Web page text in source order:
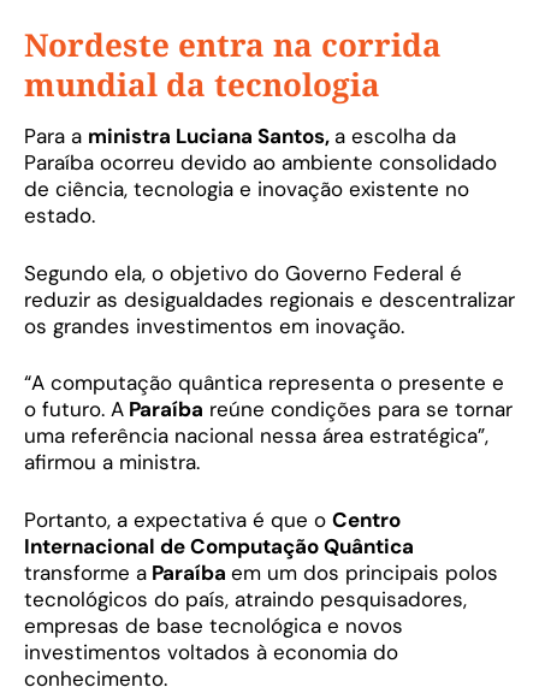
Nordeste entra na corrida
mundial da tecnologia
Para a ministra Luciana Santos,a escolha da
Paraíba ocorreu devido ao ambiente consolidado
de ciência, tecnologia e inovação existente no
estado.
Segundo ela, o objetivo do Governo Federal é
reduzir as desigualdades regionais e descentralizar
os grandes investimentos em inovação.
“A computação quântica representa o presente e
o futuro. A Paraíba reúne condições para se tornar
uma referência nacional nessa área estratégica”,
afirmou a ministra.
Portanto, a expectativa é que o Centro
Internacional de Computação Quântica
transforme a Paraíba em um dos principais polos
tecnológicos do país, atraindo pesquisadores,
empresas de base tecnológica e novos
investimentos voltados à economia do
conhecimento.